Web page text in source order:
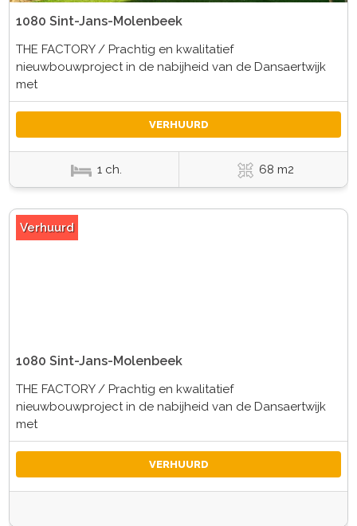
1080 Sint-Jans-Molenbeek
THE FACTORY / Prachtig en kwalitatief
nieuwbouwproject in de nabijheid van de Dansaertwijk
met
VERHUURD
1 ch. 68 m2
Verhuurd
1080 Sint-Jans-Molenbeek
THE FACTORY / Prachtig en kwalitatief
nieuwbouwproject in de nabijheid van de Dansaertwijk
met
VERHUURD